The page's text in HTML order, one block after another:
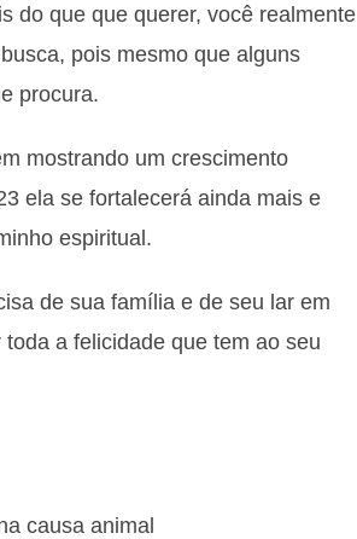
do que que querer, você realmente
pois mesmo que alguns
procura.
mostrando um crescimento
ela se fortalecerá ainda mais e
espiritual.
de sua família e de seu lar em
a felicidade que tem ao seu
causa animal